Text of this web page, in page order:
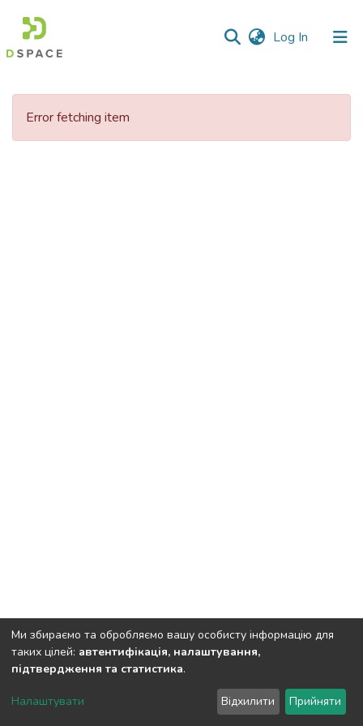
Log In (current)
Communities
Error fetching item
DSpace software copyright © 2002-2026 LYRASIS
Cookie settings
Ми збираємо та обробляємо вашу особисту інформацію для
таких цілей: автентифікація, налаштування,
підтвердження та статистика.
Налаштувати Відхилити Прийняти